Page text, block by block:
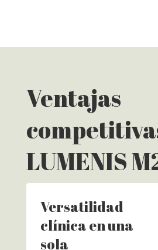
Ventajas
LUMENIS
Versatilidad
clínica en una
sola